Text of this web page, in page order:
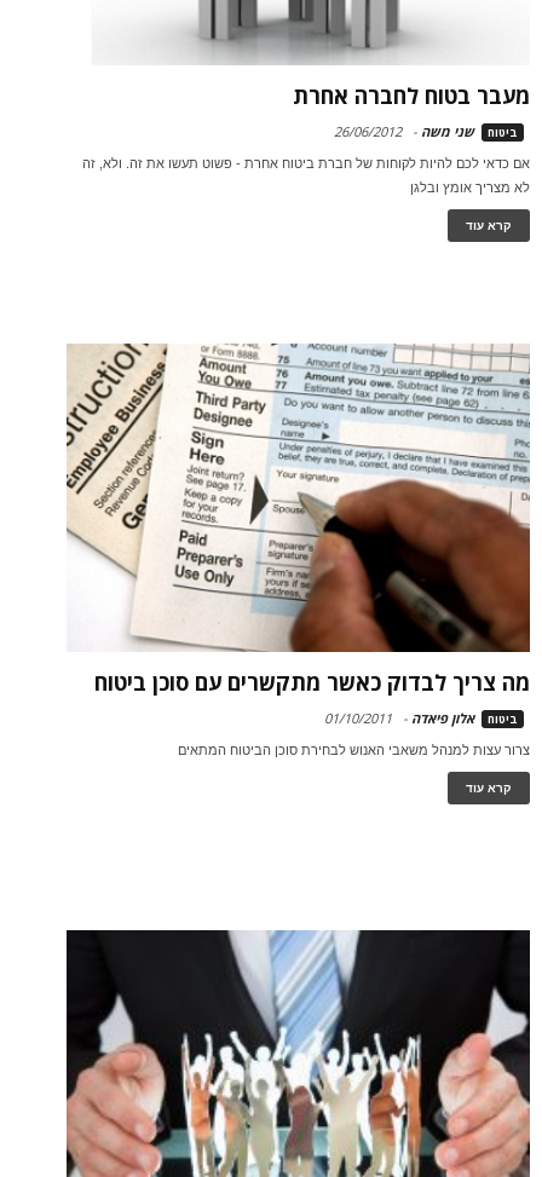
מעבר בטוח לחברה אחרת
ביטוח שני משה -
26/06/2012
אם כדאי לכם להיות לקוחות של חברת ביטוח אחרת - פשוט תעשו את זה. ולא, זה
לא מצריך אומץ ובלגן
קרא עוד
מה צריך לבדוק כאשר מתקשרים עם סוכן ביטוח
ביטוח אלון פיאדה -
01/10/2011
צרור עצות למנהל משאבי האנוש לבחירת סוכן הביטוח המתאים
קרא עוד